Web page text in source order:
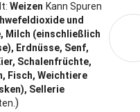
Weizen Kann Spuren
und
Milch (einschließlich
Erdnüsse, Senf,
Schalenfrüchte,
Fisch, Weichtiere
Sellerie
)